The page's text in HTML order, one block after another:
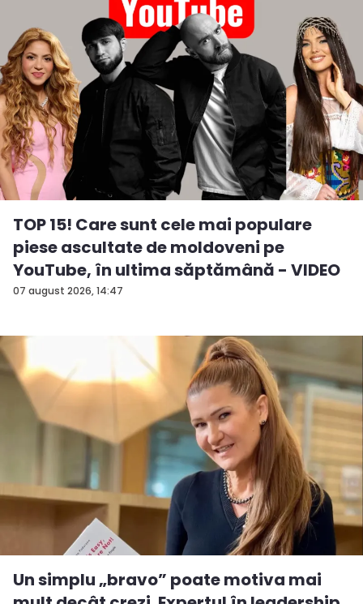
07 august 2026, 14:47
TOP 15! Care sunt cele mai populare
piese ascultate de moldoveni pe
YouTube, în ultima săptămână - VIDEO
Un simplu „bravo” poate motiva mai